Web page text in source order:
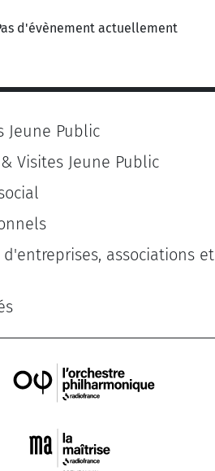
d'évènement actuellement
Jeune Public
Visites Jeune Public
d'entreprises, associations et